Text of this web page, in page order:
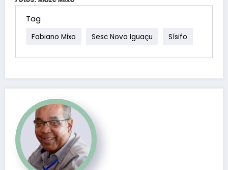
Tag
Fabiano Mixo Sesc Nova Iguaçu Sísifo